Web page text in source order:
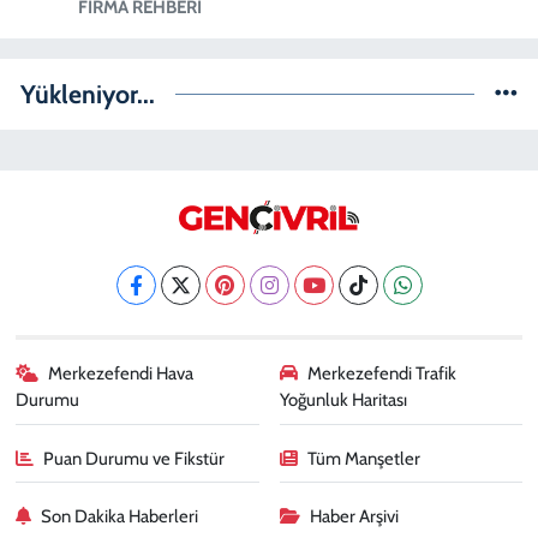
FIRMA REHBERI
Yükleniyor...
Merkezefendi Hava
Durumu
Merkezefendi Trafik
Yoğunluk Haritası
Puan Durumu ve Fikstür Tüm Manşetler
Son Dakika Haberleri Haber Arşivi